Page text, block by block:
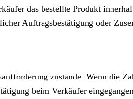
das bestellte Produkt
Auftragsbestätigung oder
zustande. Wenn die
beim Verkäufer